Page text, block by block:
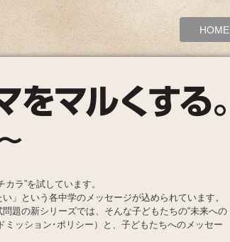
HOME
ラ”を試しています。
」という各中学のメッセージが込められています。
題の新シリーズでは、そんな子どもたちの“未来への
ッション･ポリシー）と、子どもたちへのメッセー